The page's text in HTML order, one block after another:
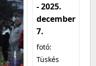
- 2025.
december
7.
fotó:
Tüskés